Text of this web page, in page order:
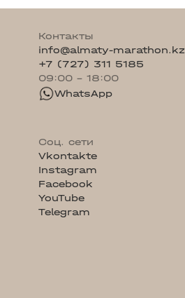
Контакты
info@almaty-marathon.kz
+7 (727) 311 5185
09:00 - 18:00
WhatsApp
Соц. сети
Vkontakte
Instagram
Facebook
YouTube
Telegram